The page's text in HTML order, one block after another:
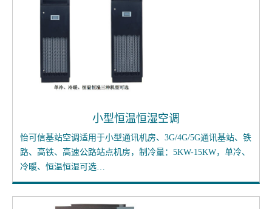
小型恒温恒湿空调
怡可信基站空调适用于小型通讯机房、3G/4G/5G通讯基站、铁
路、高铁、高速公路站点机房，制冷量：5KW-15KW，单冷、
冷暖、恒温恒湿可选…